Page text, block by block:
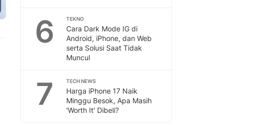
6 TEKNO
Cara Dark Mode IG di
Android, iPhone, dan Web
serta Solusi Saat Tidak
Muncul
7 TECH NEWS
Harga iPhone 17 Naik
Minggu Besok, Apa Masih
'Worth It' Dibeli?